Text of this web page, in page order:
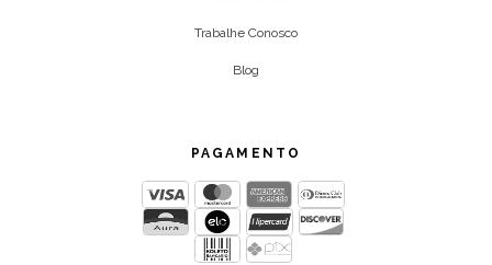
Trabalhe Conosco
Blog
PAGAMENTO